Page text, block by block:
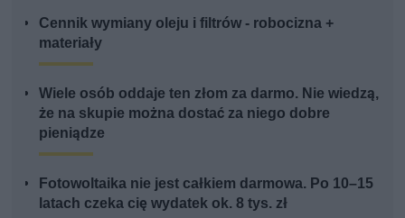
Cennik wymiany oleju i filtrów - robocizna +
materiały
Wiele osób oddaje ten złom za darmo. Nie wiedzą,
że na skupie można dostać za niego dobre
pieniądze
Fotowoltaika nie jest całkiem darmowa. Po 10–15
latach czeka cię wydatek ok. 8 tys. zł